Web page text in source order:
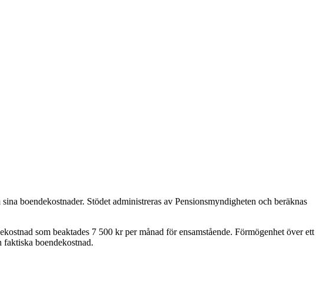
boendekostnader. Stödet administreras av Pensionsmyndigheten och beräknas
som beaktades 7 500 kr per månad för ensamstående. Förmögenhet över ett
boendekostnad.